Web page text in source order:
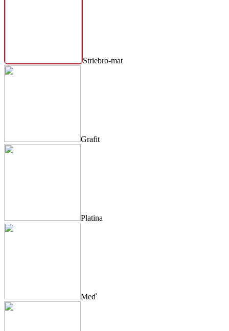
Striebro-mat
Grafit
Platina
Meď